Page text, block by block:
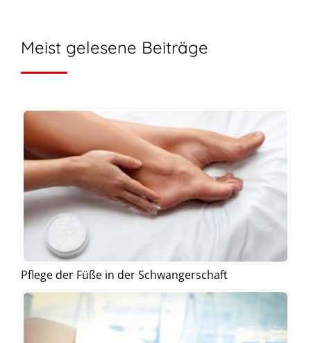
Meist gelesene Beiträge
Pflege der Füße in der Schwangerschaft